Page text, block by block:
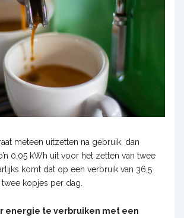
meteen uitzetten na gebruik, dan
0,05 kWh uit voor het zetten van twee
komt dat op een verbruik van 36,5
kopjes per dag.
energie te verbruiken met een